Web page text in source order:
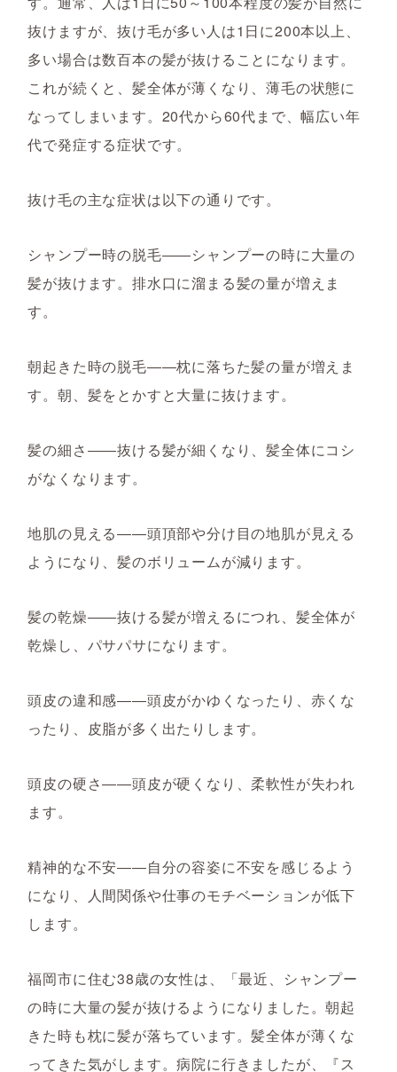
抜けますが、抜け毛が多い人は1日に200本以上、
多い場合は数百本の髪が抜けることになります。
これが続くと、髪全体が薄くなり、薄毛の状態に
なってしまいます。20代から60代まで、幅広い年
代で発症する症状です。
抜け毛の主な症状は以下の通りです。
シャンプー時の脱毛――シャンプーの時に大量の
髪が抜けます。排水口に溜まる髪の量が増えま
す。
朝起きた時の脱毛――枕に落ちた髪の量が増えま
す。朝、髪をとかすと大量に抜けます。
髪の細さ――抜ける髪が細くなり、髪全体にコシ
がなくなります。
地肌の見える――頭頂部や分け目の地肌が見える
ようになり、髪のボリュームが減ります。
髪の乾燥――抜ける髪が増えるにつれ、髪全体が
乾燥し、パサパサになります。
頭皮の違和感――頭皮がかゆくなったり、赤くな
ったり、皮脂が多く出たりします。
頭皮の硬さ――頭皮が硬くなり、柔軟性が失われ
ます。
精神的な不安――自分の容姿に不安を感じるよう
になり、人間関係や仕事のモチベーションが低下
します。
福岡市に住む38歳の女性は、「最近、シャンプー
の時に大量の髪が抜けるようになりました。朝起
きた時も枕に髪が落ちています。髪全体が薄くな
ってきた気がします。病院に行きましたが、『ス